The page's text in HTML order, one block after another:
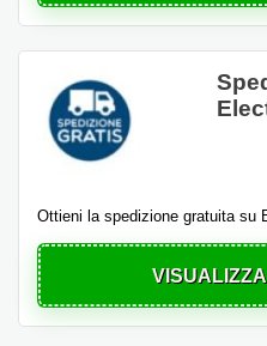
Ottieni la spedizione gratuita su